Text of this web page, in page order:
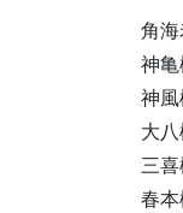
角
神
神
大
三
春